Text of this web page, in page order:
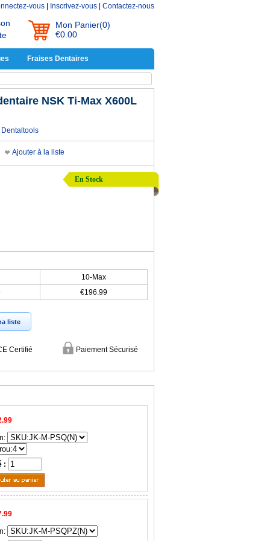
vous Inscrivez-vous Contactez-nous
Mon Panier(0)
€0.00
Fraises Dentaires
NSK Ti-Max X600L
Dentaltools
Ajouter à la liste
En Stock
10-Max
€196.99
liste
Certifié Paiement Sécurisé
: